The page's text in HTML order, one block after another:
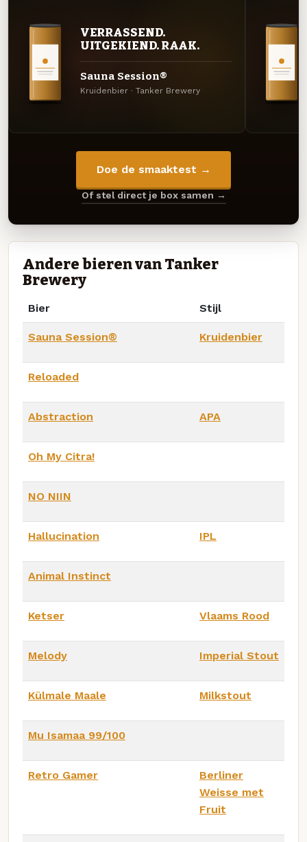
VERRASSEND.
UITGEKIEND. RAAK.
Sauna Session®️
Kruidenbier · Tanker Brewery
Doe de smaaktest →
Of stel direct je box samen →
Andere bieren van Tanker
Brewery
Bier Stijl
Sauna Session®️ Kruidenbier
Reloaded
Abstraction APA
Oh My Citra!
NO NIIN
Hallucination IPL
Animal Instinct
Ketser Vlaams Rood
Melody Imperial Stout
Külmale Maale Milkstout
Mu Isamaa 99/100
Retro Gamer
Berliner
Weisse met
Fruit